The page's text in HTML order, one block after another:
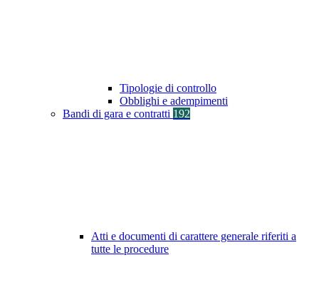
Tipologie di controllo
Obblighi e adempimenti
Bandi di gara e contratti 192
Atti e documenti di carattere generale riferiti a
tutte le procedure